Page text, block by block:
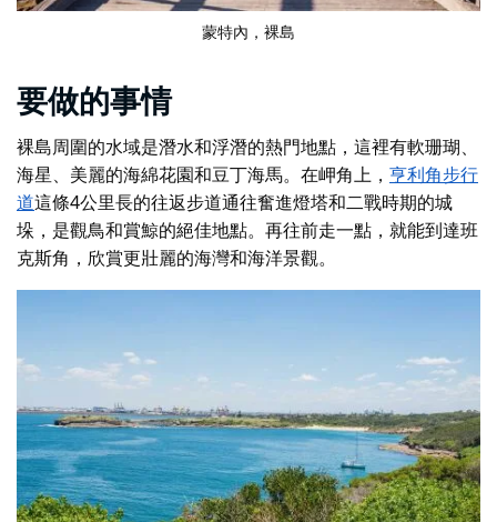
蒙特內 ，裸島
要做的事情
裸島周圍的水域是潛水和浮潛的熱門地點，這裡有軟珊瑚、
海星、美麗的海綿花園和豆丁海馬。在岬角上， 亨利角步行
道這條4公里長的往返步道通往奮進燈塔和二戰時期的城
垛，是觀鳥和賞鯨的絕佳地點。再往前走一點，就能到達班
克斯角，欣賞更壯麗的海灣和海洋景觀。